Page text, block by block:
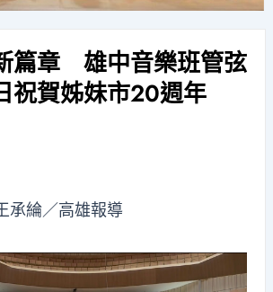
篇章 雄中音樂班管弦
賀姊妹市20週年
承綸／高雄報導